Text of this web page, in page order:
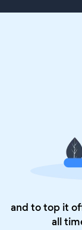
and to top it off
all